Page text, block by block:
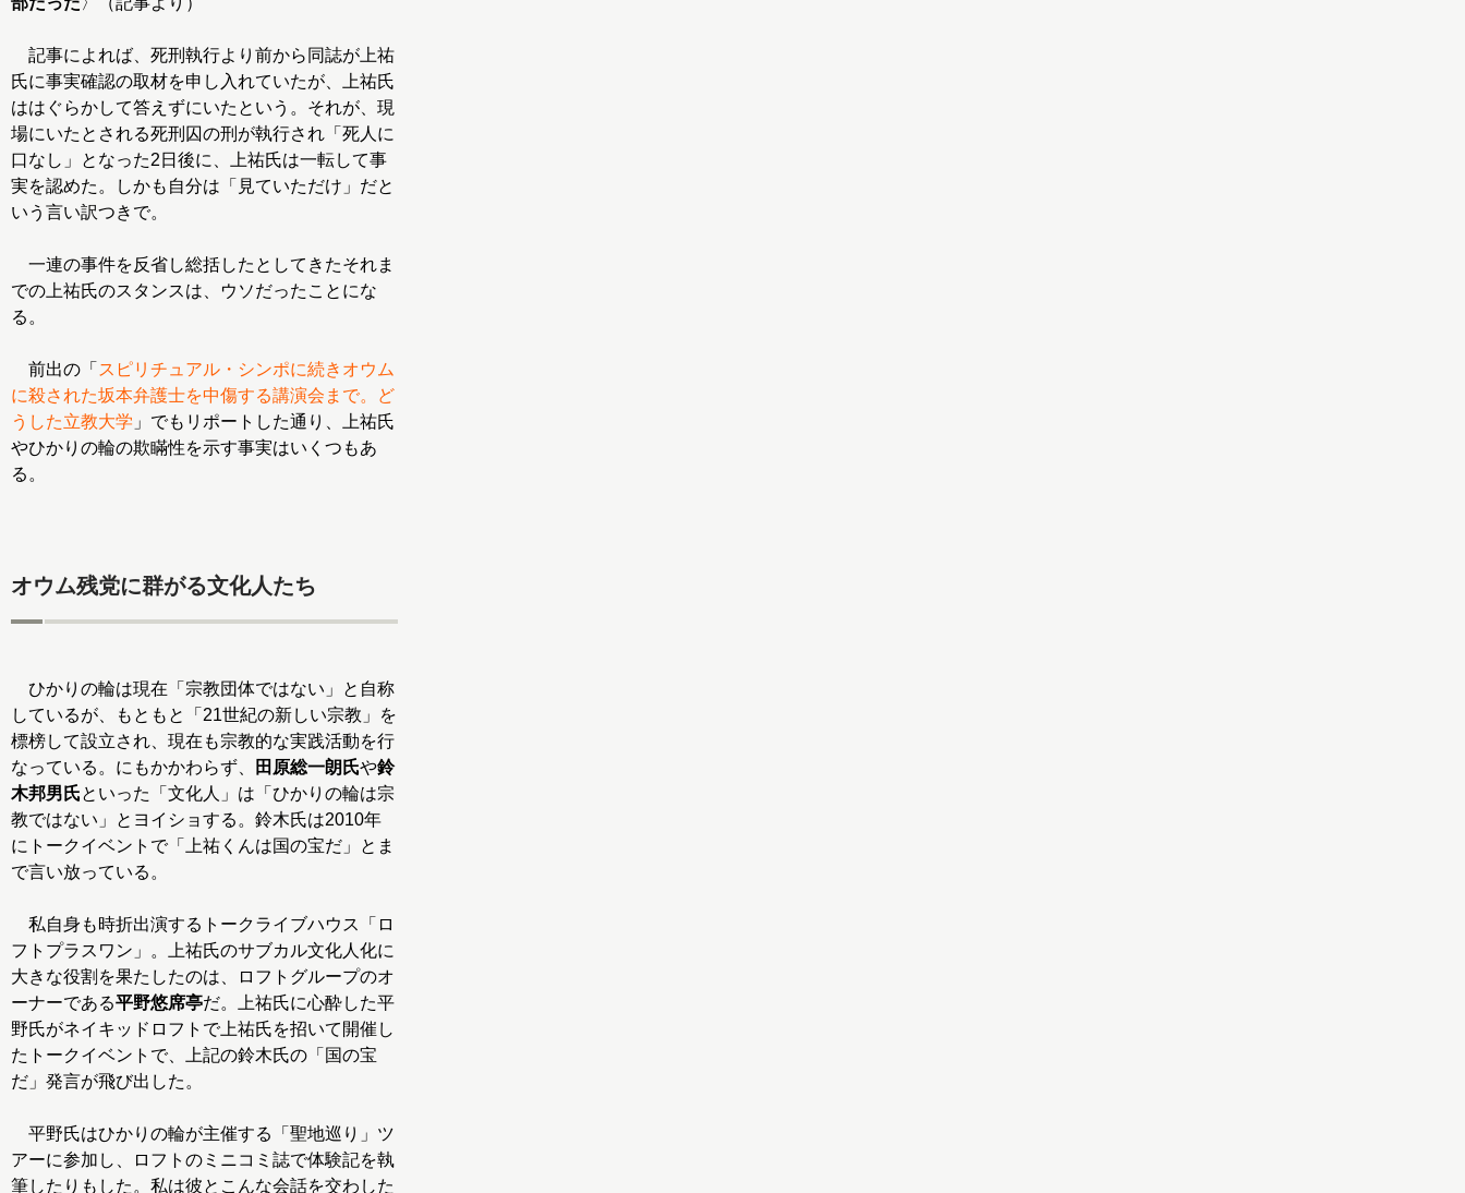
記事によれば、死刑執行より前から同誌が上祐
氏に事実確認の取材を申し入れていたが、上祐氏
ははぐらかして答えずにいたという。それが、現
場にいたとされる死刑囚の刑が執行され「死人に
口なし」となった2日後に、上祐氏は一転して事
実を認めた。しかも自分は「見ていただけ」だと
いう言い訳つきで。
一連の事件を反省し総括したとしてきたそれま
での上祐氏のスタンスは、ウソだったことにな
る。
前出の「 スピリチュアル・シンポに続きオウム
に殺された坂本弁護士を中傷する講演会まで。ど
うした立教大学 」でもリポートした通り、上祐氏
やひかりの輪の欺瞞性を示す事実はいくつもあ
る。
オウム残党に群がる文化人たち
ひかりの輪は現在「宗教団体ではない」と自称
しているが、もともと「21世紀の新しい宗教」を
標榜して設立され、現在も宗教的な実践活動を行
なっている。にもかかわらず、
田原総一朗氏や鈴
木邦男氏といった「文化人」は「ひかりの輪は宗
教ではない」とヨイショする。鈴木氏は2010年
にトークイベントで「上祐くんは国の宝だ」とま
で言い放っている。
私自身も時折出演するトークライブハウス「ロ
フトプラスワン」。上祐氏のサブカル文化人化に
大きな役割を果たしたのは、ロフトグループのオ
ーナーである平野悠席亭だ。上祐氏に心酔した平
野氏がネイキッドロフトで上祐氏を招いて開催し
たトークイベントで、上記の鈴木氏の「国の宝
だ」発言が飛び出した。
平野氏はひかりの輪が主催する「聖地巡り」ツ
アーに参加し、ロフトのミニコミ誌で体験記を執
筆したりもした。私は彼とこんな会話を交わした